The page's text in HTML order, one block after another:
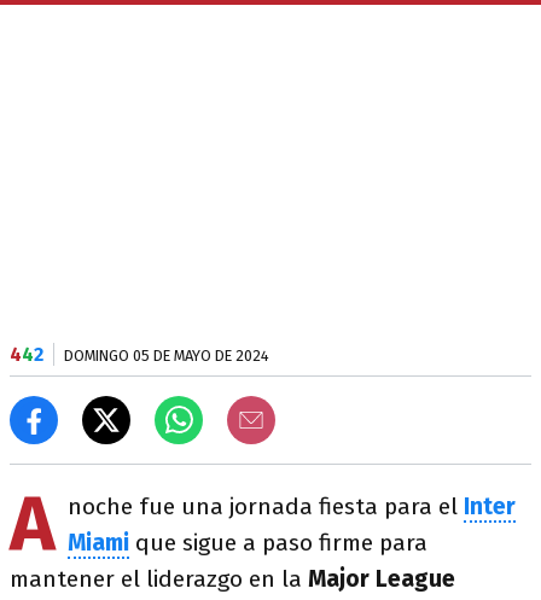
442 DOMINGO 05 DE MAYO DE 2024
A noche fue una jornada fiesta para el Inter
Miami que sigue a paso firme para
mantener el liderazgo en la Major League